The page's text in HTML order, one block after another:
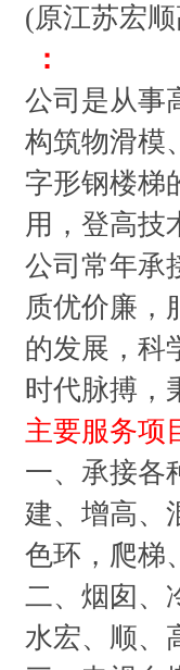
(原江苏宏
：
公司是从事
构筑物滑模
字形钢楼梯
用，登高技
公司常年承
质优价廉，
的发展，科
时代脉搏，
主要服务项
一、承接各
建、增高、
色环，爬梯
二、烟囱、
水宏、顺、